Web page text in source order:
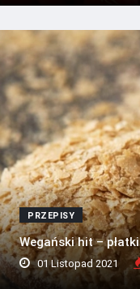
PRZEPISY
Wegański hit –
01 Listopad 2021